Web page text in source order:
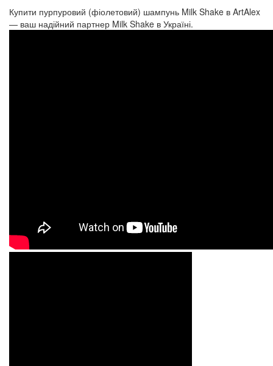
Купити пурпуровий (фіолетовий) шампунь Milk Shake в ArtAlex
— ваш надійний партнер Milk Shake в Україні.